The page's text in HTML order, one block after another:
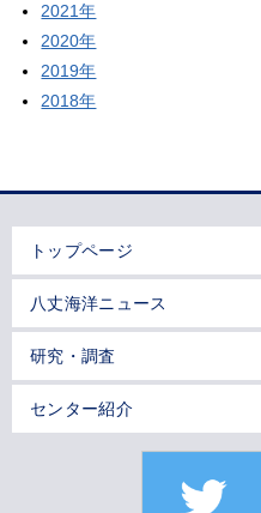
2021年
2020年
2019年
2018年
トップページ
八丈海洋ニュース
研究・調査
センター紹介